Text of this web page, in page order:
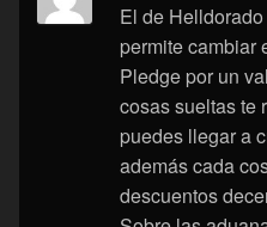
El de
permite cambiar
Pledge por un
cosas sueltas te
puedes llegar a
además cada
descuentos